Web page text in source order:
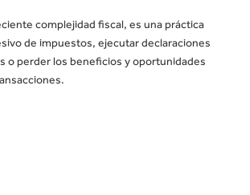
complejidad fiscal, es una práctica
de impuestos, ejecutar declaraciones
o perder los beneficios y oportunidades